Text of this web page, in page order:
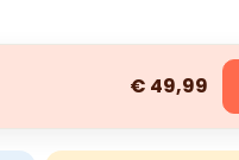
€ 49,99